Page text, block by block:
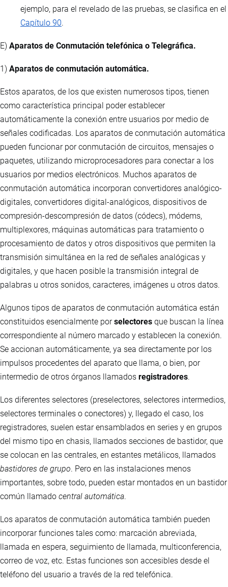
ejemplo, para el revelado de las pruebas, se clasifica en el
Capítulo 90.
E) Aparatos de Conmutación telefónica o Telegráfica.
1) Aparatos de conmutación automática.
Estos aparatos, de los que existen numerosos tipos, tienen
como característica principal poder establecer
automáticamente la conexión entre usuarios por medio de
señales codificadas. Los aparatos de conmutación automática
pueden funcionar por conmutación de circuitos, mensajes o
paquetes, utilizando microprocesadores para conectar a los
usuarios por medios electrónicos. Muchos aparatos de
conmutación automática incorporan convertidores analógico-
digitales, convertidores digital-analógicos, dispositivos de
compresión-descompresión de datos (códecs), módems,
multiplexores, máquinas automáticas para tratamiento o
procesamiento de datos y otros dispositivos que permiten la
transmisión simultánea en la red de señales analógicas y
digitales, y que hacen posible la transmisión integral de
palabras u otros sonidos, caracteres, imágenes u otros datos.
Algunos tipos de aparatos de conmutación automática están
constituidos esencialmente porselectores que buscan la línea
correspondiente al número marcado y establecen la conexión.
Se accionan automáticamente, ya sea directamente por los
impulsos procedentes del aparato que llama, o bien, por
intermedio de otros órganos llamados registradores.
Los diferentes selectores (preselectores, selectores intermedios,
selectores terminales o conectores) y, llegado el caso, los
registradores, suelen estar ensamblados en series y en grupos
del mismo tipo en chasis, llamados secciones de bastidor, que
se colocan en las centrales, en estantes metálicos, llamados
bastidores de grupo. Pero en las instalaciones menos
importantes, sobre todo, pueden estar montados en un bastidor
común llamado central automática.
Los aparatos de conmutación automática también pueden
incorporar funciones tales como: marcación abreviada,
llamada en espera, seguimiento de llamada, multiconferencia,
correo de voz, etc. Estas funciones son accesibles desde el
teléfono del usuario a través de la red telefónica.